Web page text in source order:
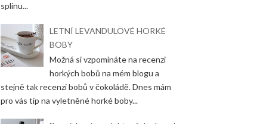
splínu...
LETNÍ LEVANDULOVÉ HORKÉ
BOBY
Možná si vzpomínáte na recenzi
horkých bobů na mém blogu a
stejně tak recenzi bobů v čokoládě. Dnes mám
pro vás tip na vyletněné horké boby...